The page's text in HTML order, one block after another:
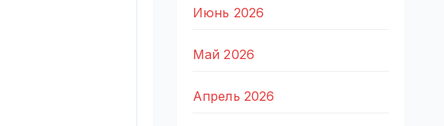
Июнь 2026
Май 2026
Апрель 2026